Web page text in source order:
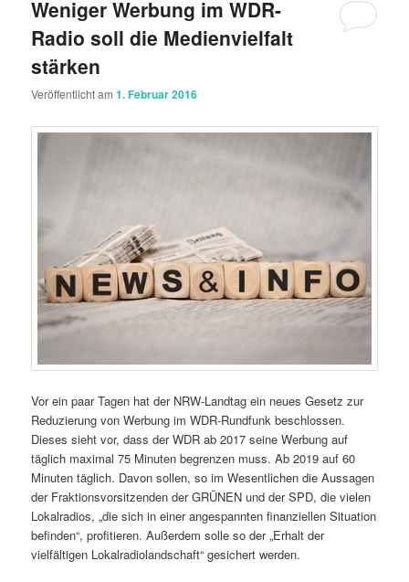
Weniger Werbung im WDR-
Radio soll die Medienvielfalt
stärken
Veröffentlicht am1. Februar 2016
Vor ein paar Tagen hat der NRW-Landtag ein neues Gesetz zur
Reduzierung von Werbung im WDR-Rundfunk beschlossen.
Dieses sieht vor, dass der WDR ab 2017 seine Werbung auf
täglich maximal 75 Minuten begrenzen muss. Ab 2019 auf 60
Minuten täglich. Davon sollen, so im Wesentlichen die Aussagen
der Fraktionsvorsitzenden der GRÜNEN und der SPD, die vielen
Lokalradios, „die sich in einer angespannten finanziellen Situation
befinden“, profitieren. Außerdem solle so der „Erhalt der
vielfältigen Lokalradiolandschaft“ gesichert werden.